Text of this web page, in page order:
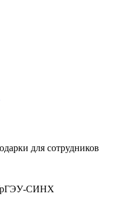
для сотрудников
СИНХ